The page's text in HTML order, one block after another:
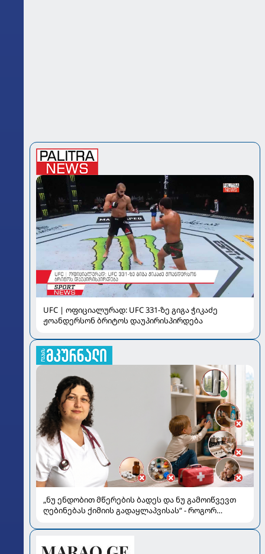
UFC | ოფიციალურად: UFC 331-ზე გიგა ჭიკაძე
ჟოანდერსონ ბრიტოს დაუპირისპირდება
„ნუ ენდობით მწერების ბადეს და ნუ გამოიწვევთ
ღებინებას ქიმიის გადაყლაპვისას“ - როგორ
სალომე ახვლედიანის რჩევები